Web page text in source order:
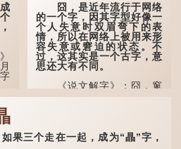
囧，是近年流行于网络
的一个字，因其字型好像一
个人失意时双眉弯下的表
情，所以在网络上被用来形
容失意或窘迫的状态。不
过，这其实是一个古字，意
思还大有不同。
《说文解字》：囧，窻
牖丽廔闿明。象形。囧，本
名，古书中的「黍于囧」表
示在囧地种黍。
三个走在一起，成为“瞐”字，